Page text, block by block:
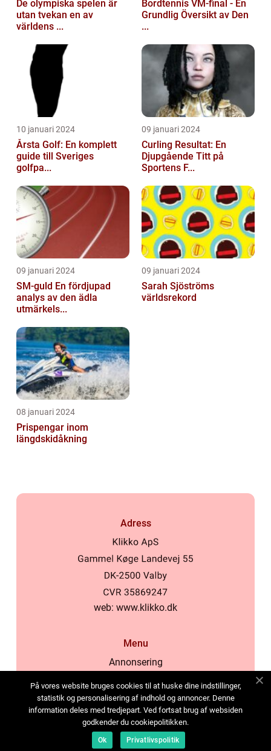
De olympiska spelen är
utan tvekan en av
världens ...
Bordtennis VM-final - En
Grundlig Översikt av Den
...
10 januari 2024
Årsta Golf: En komplett
guide till Sveriges
golfpa...
09 januari 2024
Curling Resultat: En
Djupgående Titt på
Sportens F...
09 januari 2024
SM-guld En fördjupad
analys av den ädla
utmärkels...
09 januari 2024
Sarah Sjöströms
världsrekord
08 januari 2024
Prispengar inom
längdskidåkning
Adress
web: www.klikko.dk
Menu
Annonsering
Cookies
Kontakta oss
Sitemap
På vores website bruges cookies til at huske dine indstillinger,
statistik og personalisering af indhold og annoncer. Denne
information deles med tredjepart. Ved fortsat brug af websiden
godkender du cookiepolitikken.
Ok Privatlivspolitik